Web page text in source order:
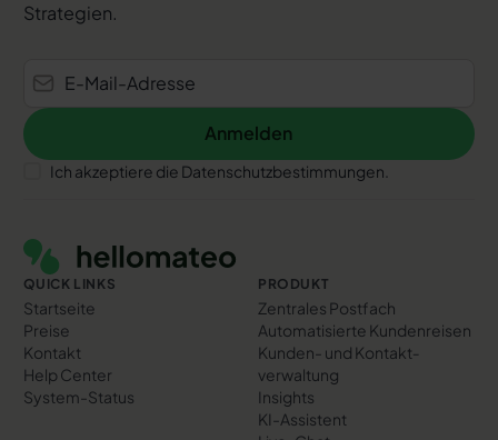
Strategien.
Anmelden
Anmelden
Ich akzeptiere die Datenschutzbestimmungen.
QUICK LINKS
Startseite
Preise
Kontakt
Help Center
System-Status
PRODUKT
Zentrales Postfach
Automatisierte Kundenreisen
Kunden- und Kontakt­
verwaltung
Insights
KI-Assistent